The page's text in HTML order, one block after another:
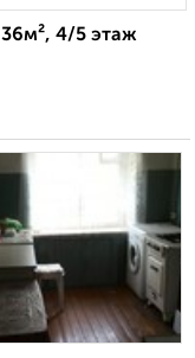
4/5 этаж